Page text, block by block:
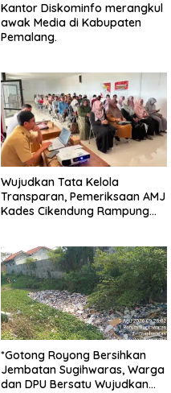
Kantor Diskominfo merangkul
awak Media di Kabupaten
Pemalang.
Wujudkan Tata Kelola
Transparan, Pemeriksaan AMJ
Kades Cikendung Rampung
*Gotong Royong Bersihkan
Jembatan Sugihwaras, Warga
dan DPU Bersatu Wujudkan